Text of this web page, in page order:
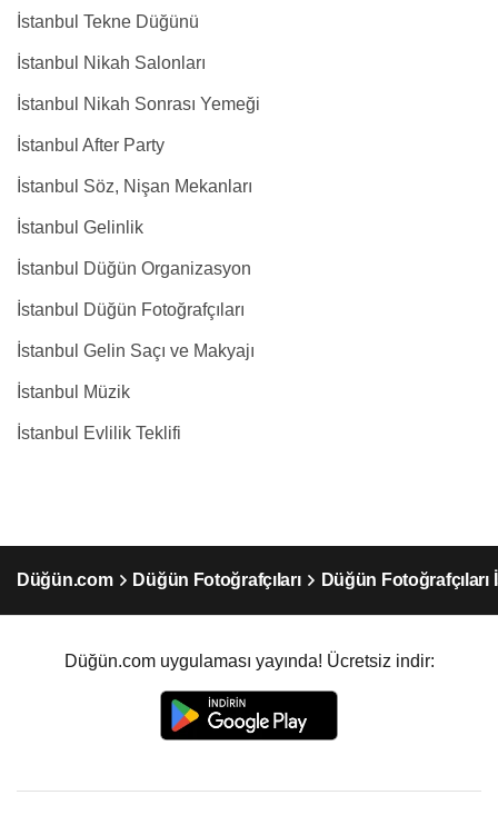
İstanbul Tekne Düğünü
İstanbul Nikah Salonları
İstanbul Nikah Sonrası Yemeği
İstanbul After Party
İstanbul Söz, Nişan Mekanları
İstanbul Gelinlik
İstanbul Düğün Organizasyon
İstanbul Düğün Fotoğrafçıları
İstanbul Gelin Saçı ve Makyajı
İstanbul Müzik
İstanbul Evlilik Teklifi
Düğün.com Düğün Fotoğrafçıları Düğün Fotoğrafçıları
Düğün.com uygulaması yayında! Ücretsiz indir: